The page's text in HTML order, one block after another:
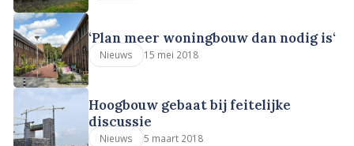
‘Plan meer woningbouw dan nodig is‘
Nieuws 15 mei 2018
Hoogbouw gebaat bij feitelijke
discussie
Nieuws 5 maart 2018